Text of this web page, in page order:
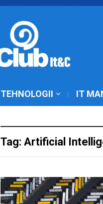
TEHNOLOGII IT
Tag: Artificial